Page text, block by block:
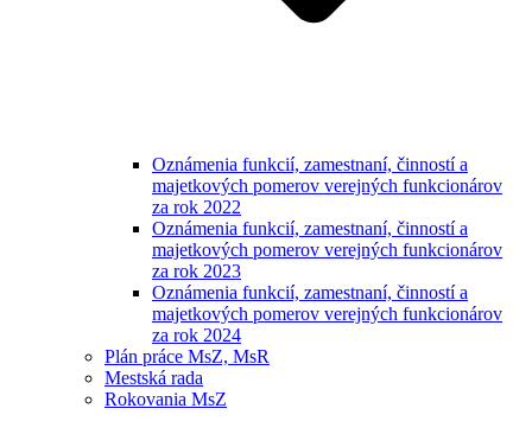
Oznámenia funkcií, zamestnaní, činností a
majetkových pomerov verejných funkcionárov
za rok 2022
Oznámenia funkcií, zamestnaní, činností a
majetkových pomerov verejných funkcionárov
za rok 2023
Oznámenia funkcií, zamestnaní, činností a
majetkových pomerov verejných funkcionárov
za rok 2024
Plán práce MsZ, MsR
Mestská rada
Rokovania MsZ